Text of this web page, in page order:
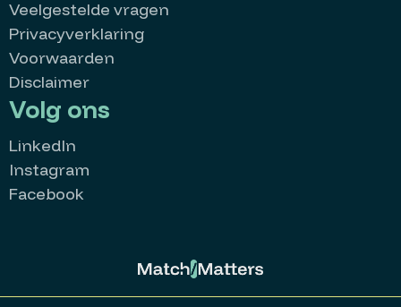
Kan ik je ergens mee helpen?
Veelgestelde vragen
Privacyverklaring
Voorwaarden
Disclaimer
Volg ons
LinkedIn
Instagram
Facebook